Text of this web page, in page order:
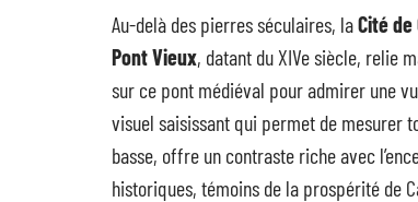
Au-delà des pierres séculaires, laCité
Pont Vieux, datant du XIVe siècle, relie
sur ce pont médiéval pour admirer une
visuel saisissant qui permet de mesurer
basse, offre un contraste riche avec
historiques, témoins de la prospérité de